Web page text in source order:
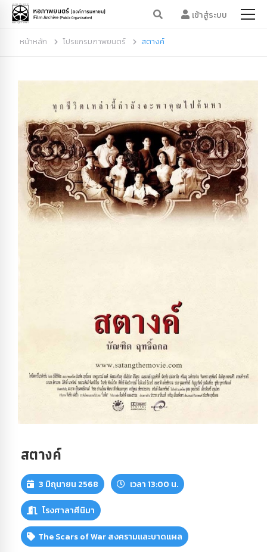
เข้าสู่ระบบ
หน้าหลัก โปรแกรมภาพยนตร์ สตางค์
สตางค์
3 มิถุนายน 2568 เวลา 13:00 น.
โรงศาลาศีนิมา
The Scars of War สงครามและบาดแผล